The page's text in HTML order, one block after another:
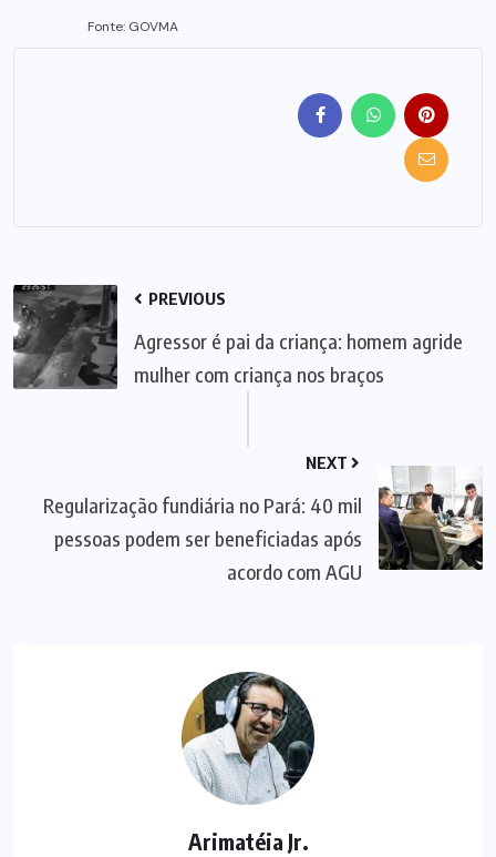
Fonte: GOVMA
PREVIOUS
Agressor é pai da criança: homem agride
mulher com criança nos braços
NEXT
Regularização fundiária no Pará: 40 mil
pessoas podem ser beneficiadas após
acordo com AGU
Arimatéia Jr.